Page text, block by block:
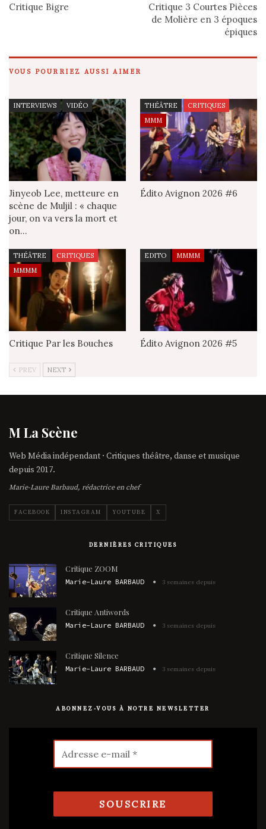
Critique Bigre
Critique 3 Courtes Pièces
de Molière en 3 époques
épiques
VOUS POURRIEZ AUSSI AIMER
INTERVIEWS VIDÉO
Jinyeob Lee, metteure en
scène de Muljil : « chaque
jour, on va vers la mort et
on…
THÉÂTRE
CRITIQUES
MMM
Édito Avignon 2026 #6
THÉÂTRE
CRITIQUES
MMMM
Critique Par les Bouches
EDITO MMMM
Édito Avignon 2026 #5
PREV NEXT
M La Scène
Web Média indépendant · Critiques théâtre, danse et musique
depuis 2017.
Marie-Laure Barbaud, rédactrice en chef
FACEBOOK INSTAGRAM YOUTUBE X
DERNIÈRES CRITIQUES
Critique ZOOM
Marie-Laure BARBAUD 3 semaines depuis
Critique Antiwords
Marie-Laure BARBAUD 3 semaines depuis
Critique Silence
Marie-Laure BARBAUD 3 semaines depuis
ABONNEZ-VOUS À NOTRE NEWSLETTER